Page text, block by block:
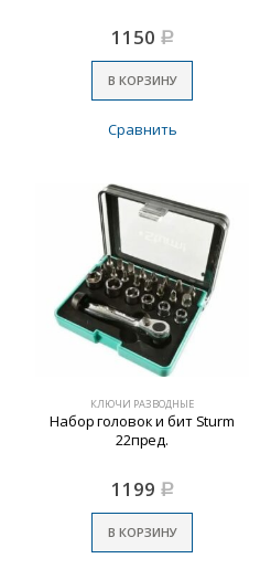
1150 Р
В КОРЗИНУ
Сравнить
КЛЮЧИ РАЗВОДНЫЕ
Набор головок и бит Sturm
22пред.
1199 Р
В КОРЗИНУ